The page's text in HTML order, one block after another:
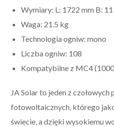
Wymiary: L: 1722 mm B:
Waga: 21.5 kg
Technologia ogniw: mono
Liczba ogniw: 108
Kompatybilne z MC4
JA Solar to jeden z
fotowoltaicznych, którego
świecie, a dzięki wysokiemu